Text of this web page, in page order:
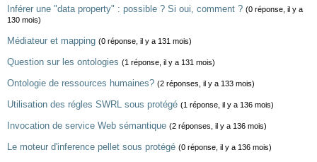
Inférer une "data property" : possible ? Si oui, comment ? (0 réponse, il y a
130 mois)
Médiateur et mapping (0 réponse, il y a 131 mois)
Question sur les ontologies (1 réponse, il y a 131 mois)
Ontologie de ressources humaines? (2 réponses, il y a 133 mois)
Utilisation des régles SWRL sous protégé (1 réponse, il y a 136 mois)
Invocation de service Web sémantique (2 réponses, il y a 136 mois)
Le moteur d'inference pellet sous protégé (0 réponse, il y a 136 mois)